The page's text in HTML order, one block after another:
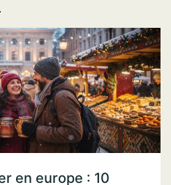
en europe : 10